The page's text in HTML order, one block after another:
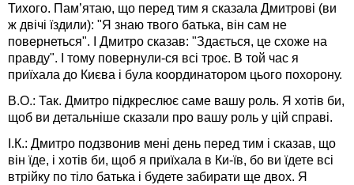
Тихого. Пам’ятаю, що перед тим я сказала Дмитрові (ви
ж двічі їздили): "Я знаю твого батька, він сам не
повернеться". І Дмитро сказав: "Здається, це схоже на
правду". І тому повернули-ся всі троє. В той час я
приїхала до Києва і була координатором цього похорону.
В.О.: Так. Дмитро підкреслює саме вашу роль. Я хотів би,
щоб ви детальніше сказали про вашу роль у цій справі.
І.К.: Дмитро подзвонив мені день перед тим і сказав, що
він їде, і хотів би, щоб я приїхала в Ки-їв, бо ви їдете всі
втрійку по тіло батька і будете забирати ще двох. Я